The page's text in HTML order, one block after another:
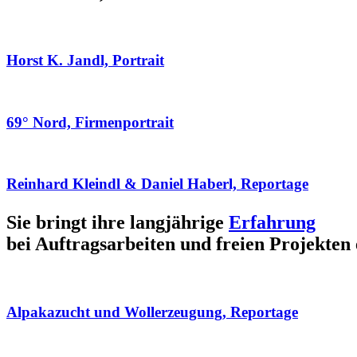
Horst K. Jandl, Portrait
69° Nord, Firmenportrait
Reinhard Kleindl & Daniel Haberl, Reportage
Sie bringt ihre langjährige Erfahrung
bei Auftragsarbeiten und freien Projekten
Alpakazucht und Wollerzeugung, Reportage